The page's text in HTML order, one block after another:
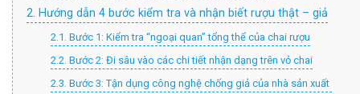
2. Hướng dẫn 4 bước kiểm tra và nhận biết rượu thật – giả
2.1. Bước 1: Kiểm tra “ngoại quan” tổng thể của chai rượu
2.2. Bước 2: Đi sâu vào các chi tiết nhận dạng trên vỏ chai
2.3. Bước 3: Tận dụng công nghệ chống giả của nhà sản xuất